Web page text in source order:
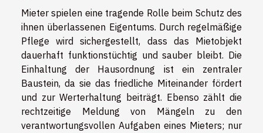
Mieter spielen eine tragende Rolle beim Schutz des
ihnen überlassenen Eigentums. Durch regelmäßige
Pflege wird sichergestellt, dass das Mietobjekt
dauerhaft funktionstüchtig und sauber bleibt. Die
Einhaltung der Hausordnung ist ein zentraler
Baustein, da sie das friedliche Miteinander fördert
und zur Werterhaltung beiträgt. Ebenso zählt die
rechtzeitige Meldung von Mängeln zu den
verantwortungsvollen Aufgaben eines Mieters; nur